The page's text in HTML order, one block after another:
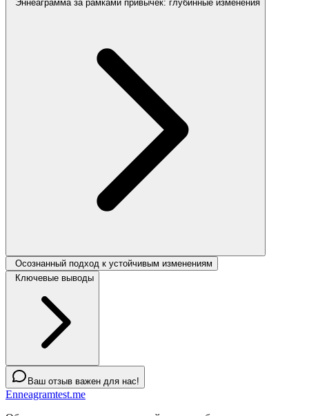
Эннеаграмма за рамками привычек: глубинные изменения
Осознанный подход к устойчивым изменениям
Ключевые выводы
Ваш отзыв важен для нас!
Enneagramtest.me